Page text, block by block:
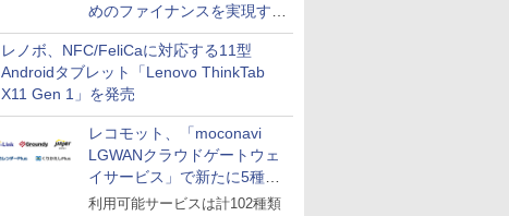
めのファイナンスを実現する
業務設計とマインドセット変
革
レノボ、NFC/FeliCaに対応する11型
Androidタブレット「Lenovo ThinkTab
X11 Gen 1」を発売
レコモット、「moconavi
LGWANクラウドゲートウェ
イサービス」で新たに5種類
のサービスと連携開始
利用可能サービスは計102種類